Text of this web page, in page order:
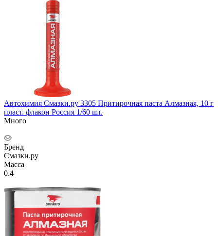
Автохимия Смазки.ру 3305 Притирочная паста Алмазная, 10 г
пласт. флакон Россия 1/60 шт.
Много
Бренд
Смазки.ру
Масса
0.4